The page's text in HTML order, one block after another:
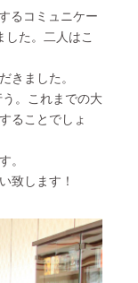
るコミュニケー
た。二人はこ
きました。
。これまでの大
ることでしょ
。
致します！